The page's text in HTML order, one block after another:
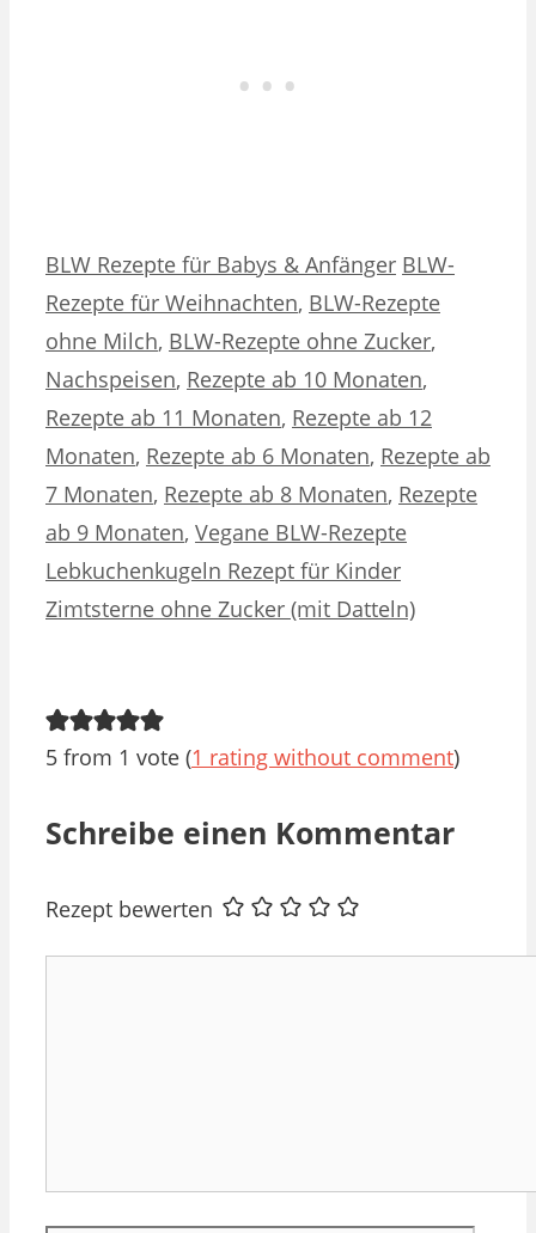
Kategorien
BLW Rezepte für Babys & Anfänger Schlagwörter
BLW-
Rezepte für Weihnachten, BLW-Rezepte
ohne Milch, BLW-Rezepte ohne Zucker,
Nachspeisen, Rezepte ab 10 Monaten,
Rezepte ab 11 Monaten, Rezepte ab 12
Monaten, Rezepte ab 6 Monaten, Rezepte ab
7 Monaten, Rezepte ab 8 Monaten, Rezepte
ab 9 Monaten, Vegane BLW-Rezepte
Lebkuchenkugeln Rezept für Kinder
Zimtsterne ohne Zucker (mit Datteln)
5 from 1 vote (1 rating without comment)
Schreibe einen Kommentar
Rezept bewerten